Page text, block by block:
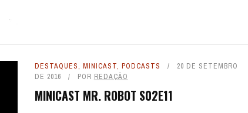
DESTAQUES, MINICAST, PODCASTS
20 DE SETEMBRO
DE 2016
POR REDAÇÃO
MINICAST MR. ROBOT S02E11